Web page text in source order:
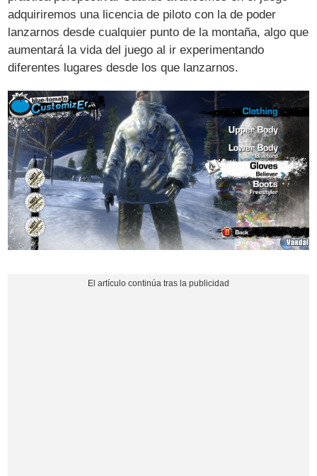
adquiriremos una licencia de piloto con la de poder
lanzarnos desde cualquier punto de la montaña, algo que
aumentará la vida del juego al ir experimentando
diferentes lugares desde los que lanzarnos.